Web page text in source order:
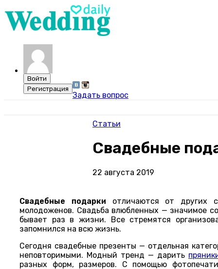
Задать вопрос
Статьи
Свадебные
22 августа 2019
Свадебные подарки отличаются от других
молодоженов. Свадьба влюбленных — значимое
бывает раз в жизни. Все стремятся
запомнился на всю жизнь.
Сегодня свадебные презенты — отдельная
неповторимыми. Модный тренд — дарить
разных форм, размеров. С помощью